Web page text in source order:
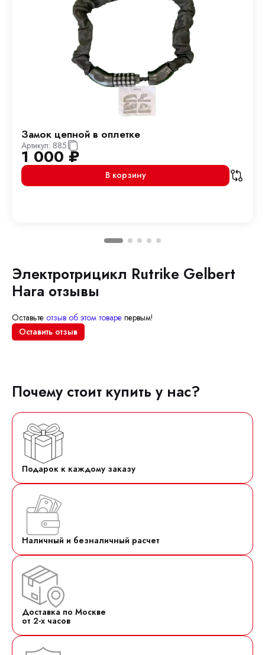
Замок цепной в оплетке
Артикул: 885
1 000₽
В корзину
Электротрицикл Rutrike Gelbert
Hara отзывы
Оставьте отзыв об этом товаре первым!
Оставить отзыв
Почему стоит купить у нас?
Подарок к каждому заказу
Наличный и безналичный расчет
Доставка по Москве
от 2-х часов